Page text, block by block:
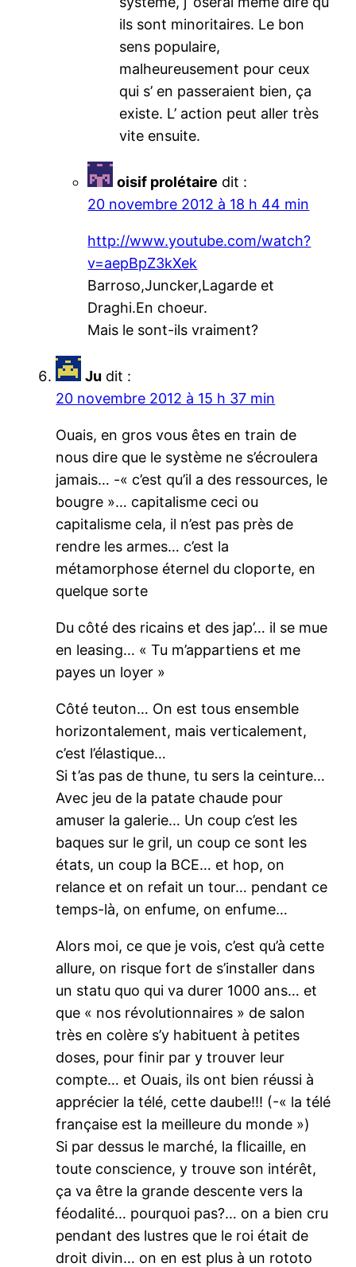
ils sont minoritaires. Le bon
sens populaire,
malheureusement pour ceux
qui s’ en passeraient bien, ça
existe. L’ action peut aller très
vite ensuite.
oisif prolétaire dit :
20 novembre 2012 à 18 h 44 min
http://www.youtube.com/watch?
v=aepBpZ3kXek
Barroso,Juncker,Lagarde et
Draghi.En choeur.
Mais le sont-ils vraiment?
Ju dit :
20 novembre 2012 à 15 h 37 min
Ouais, en gros vous êtes en train de
nous dire que le système ne s’écroulera
jamais… -« c’est qu’il a des ressources, le
bougre »… capitalisme ceci ou
capitalisme cela, il n’est pas près de
rendre les armes… c’est la
métamorphose éternel du cloporte, en
quelque sorte
Du côté des ricains et des jap’… il se mue
en leasing… « Tu m’appartiens et me
payes un loyer »
Côté teuton… On est tous ensemble
horizontalement, mais verticalement,
c’est l’élastique…
Si t’as pas de thune, tu sers la ceinture…
Avec jeu de la patate chaude pour
amuser la galerie… Un coup c’est les
baques sur le gril, un coup ce sont les
états, un coup la BCE… et hop, on
relance et on refait un tour… pendant ce
temps-là, on enfume, on enfume…
Alors moi, ce que je vois, c’est qu’à cette
allure, on risque fort de s’installer dans
un statu quo qui va durer 1000 ans… et
que « nos révolutionnaires » de salon
très en colère s’y habituent à petites
doses, pour finir par y trouver leur
compte… et Ouais, ils ont bien réussi à
apprécier la télé, cette daube!!! (-« la télé
française est la meilleure du monde »)
Si par dessus le marché, la flicaille, en
toute conscience, y trouve son intérêt,
ça va être la grande descente vers la
féodalité… pourquoi pas?… on a bien cru
pendant des lustres que le roi était de
droit divin… on en est plus à un rototo